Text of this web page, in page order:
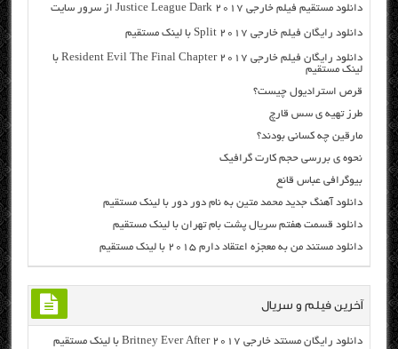
دانلود مستقیم فیلم خارجی Justice League Dark 2017 از سرور سایت
دانلود رایگان فیلم خارجی Split 2017 با لینک مستقیم
دانلود رایگان فیلم خارجی Resident Evil The Final Chapter 2017 با
لینک مستقیم
قرص استرادیول چیست؟
طرز تهیه ی سس قارچ
مارقین چه کسانی بودند؟
نحوه ی بررسی حجم کارت گرافیک
بیوگرافی عباس قانع
دانلود آهنگ جدید محمد متین به نام دور دور با لینک مستقیم
دانلود قسمت هفتم سریال پشت بام تهران با لینک مستقیم
دانلود مستند من به معجزه اعتقاد دارم ۲۰۱۵ با لینک مستقیم
آخرین فیلم و سریال
دانلود رایگان مسنتد خارجی Britney Ever After 2017 با لینک مستقیم